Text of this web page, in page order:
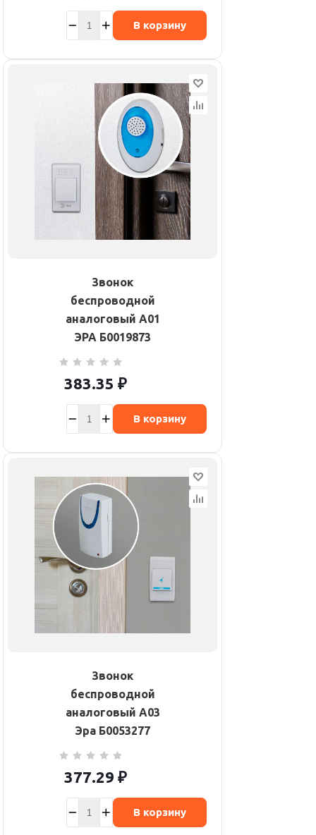
В корзину
Звонок
беспроводной
аналоговый A01
ЭРА Б0019873
383.35 ₽
В корзину
Звонок
беспроводной
аналоговый A03
Эра Б0053277
377.29 ₽
В корзину